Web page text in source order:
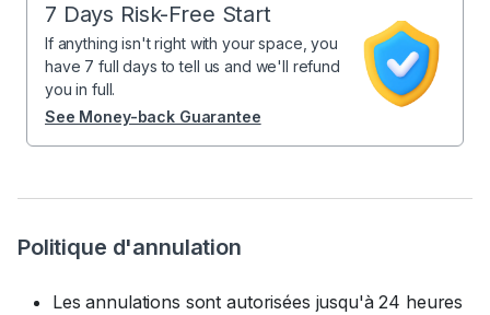
Politique d'annulation
Les annulations sont autorisées jusqu'à 24 heures
7 Days Risk-Free Start
If anything isn't right with your space, you
have 7 full days to tell us and we'll refund
you in full.
See Money-back Guarantee